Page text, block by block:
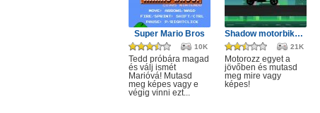
Super Mario Bros
10K
Tedd próbára magad
és válj ismét
Marióvá! Mutasd
meg képes vagy e
végig vinni ezt...
Shadow motorbike rider game
21K
Motorozz egyet a
jövőben és mutasd
meg mire vagy
képes!